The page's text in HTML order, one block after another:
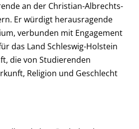
an der Christian-Albrechts-
Er würdigt herausragende
verbunden mit Engagement
das Land Schleswig-Holstein
die von Studierenden
Religion und Geschlecht